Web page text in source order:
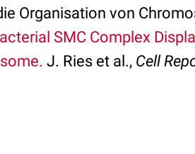
Organisation von
SMC Complex
J. Ries et al., Cell